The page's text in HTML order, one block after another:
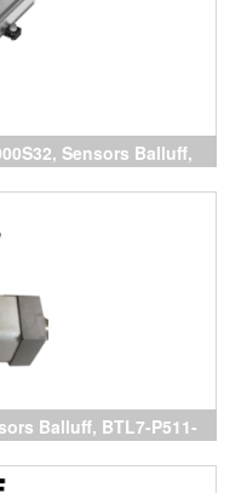
Sensors Balluff,
P511-M0500-B-S32,
đại lý Balluff
Balluff, BTL7-P511-
B-S32, cảm biến